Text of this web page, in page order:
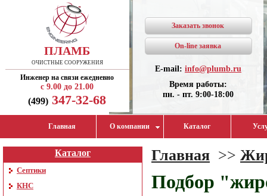
ПЛАМБ
ОЧИСТНЫЕ СООРУЖЕНИЯ
Инженер на связи ежедневно
с 9.00 до 21.00
(499) 347-32-68
Заказать звонок
On-line заявка
E-mail: info@plumb.ru
Время работы:
пн. - пт. 9:00-18:00
Главная О компании Каталог
Каталог
Септики
КНС
Главная >>
Подбор